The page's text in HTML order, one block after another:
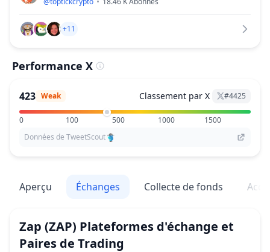
+11
Performance X
423 Weak Classement par X #4425
0 100 500 1000
1500
Données de TweetScout
Aperçu Échanges Collecte de fonds
Zap (ZAP) Plateformes d'échange et
Paires de Trading